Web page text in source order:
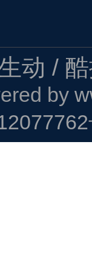
动 /
by